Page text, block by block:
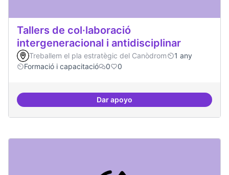
Tallers de col·laboració
intergeneracional i antidisciplinar
Treballem el pla estratègic del Canòdrom
1 any
Formació i capacitació
0 0
Dar apoyoTallers de col·laboració